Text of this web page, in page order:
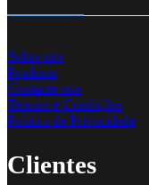
Sobre nós
Produtos
Contacte-nos
Termos e Condições
Política de Privacidade
Clientes